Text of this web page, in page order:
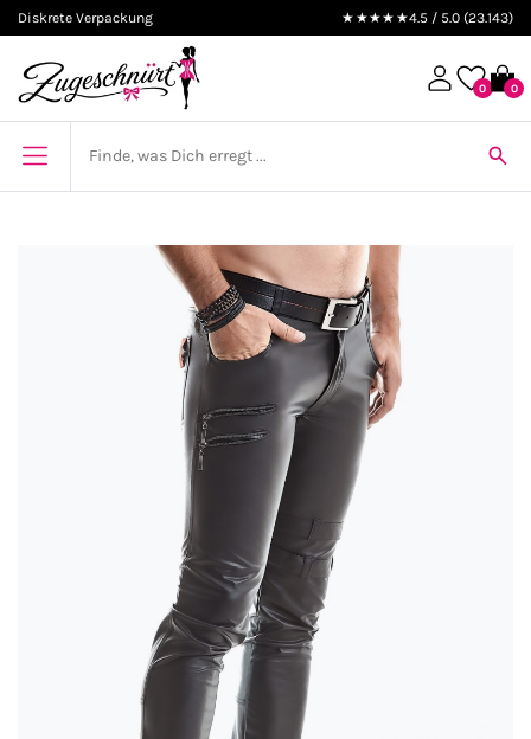
Diskrete Verpackung ★★★★★4.5 / 5.0 (23.143)
0 0